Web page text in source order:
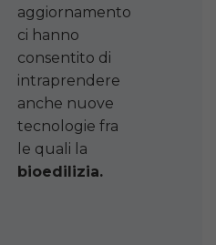
aggiornamento
ci hanno
consentito di
intraprendere
anche nuove
tecnologie fra
le quali la
bioedilizia.